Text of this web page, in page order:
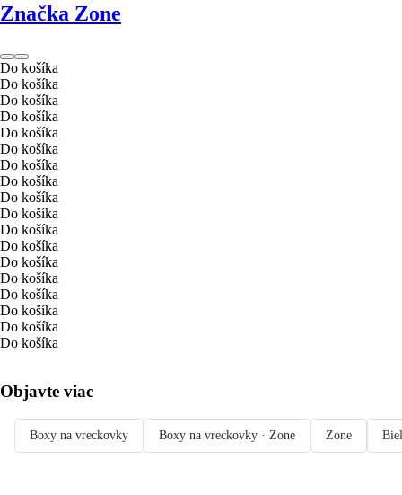
Značka Zone
Do košíka
Do košíka
Do košíka
Do košíka
Do košíka
Do košíka
Do košíka
Do košíka
Do košíka
Do košíka
Do košíka
Do košíka
Do košíka
Do košíka
Do košíka
Do košíka
Do košíka
Do košíka
Objavte viac
Boxy na vreckovky Boxy na vreckovky · Zone Zone